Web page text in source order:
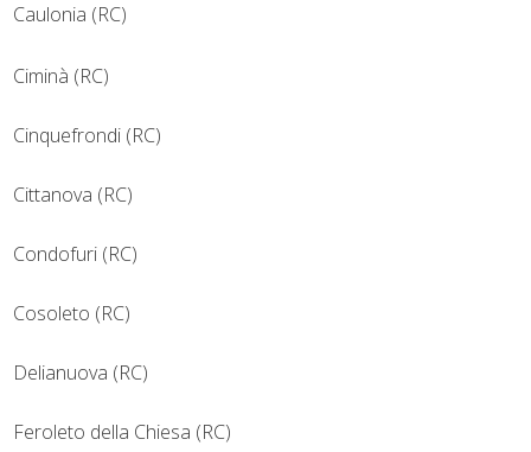
Caulonia (RC)
Ciminà (RC)
Cinquefrondi (RC)
Cittanova (RC)
Condofuri (RC)
Cosoleto (RC)
Delianuova (RC)
Feroleto della Chiesa (RC)